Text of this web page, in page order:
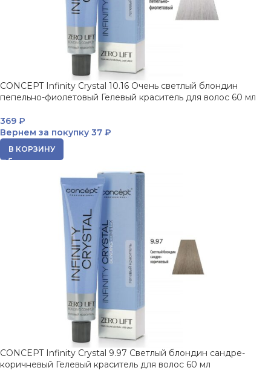
CONCEPT Infinity Crystal 10.16 Очень светлый блондин
пепельно-фиолетовый Гелевый краситель для волос 60 мл
369 ₽
Вернем за покупку 37 ₽
В КОРЗИНУ
CONCEPT Infinity Crystal 9.97 Светлый блондин сандре-
коричневый Гелевый краситель для волос 60 мл